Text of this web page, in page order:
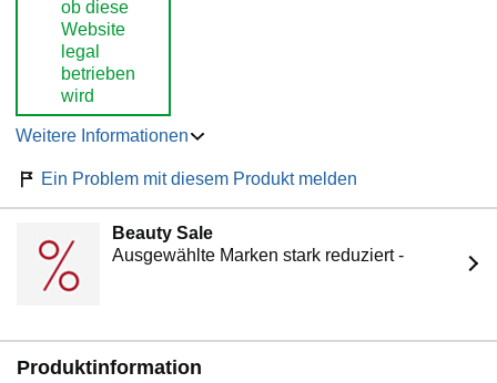
ob diese
Website
legal
betrieben
wird
Weitere Informationen
Ein Problem mit diesem Produkt melden
Beauty Sale
Ausgewählte Marken stark reduziert -
Produktinformation